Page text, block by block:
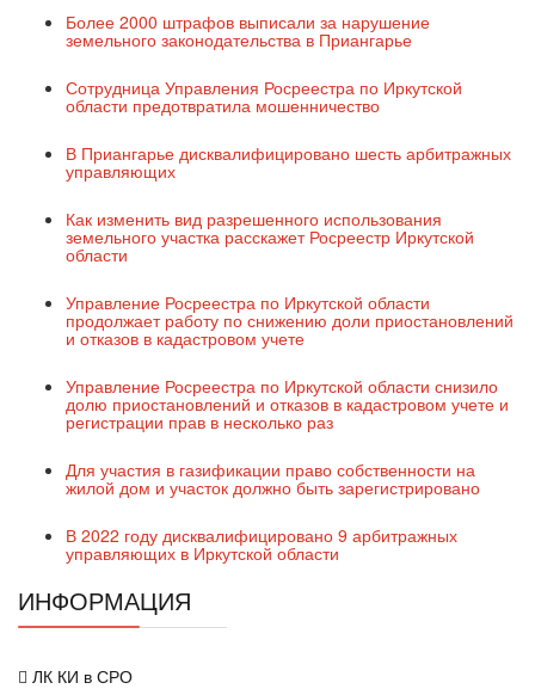
Более 2000 штрафов выписали за нарушение
земельного законодательства в Приангарье
Сотрудница Управления Росреестра по Иркутской
области предотвратила мошенничество
В Приангарье дисквалифицировано шесть арбитражных
управляющих
Как изменить вид разрешенного использования
земельного участка расскажет Росреестр Иркутской
области
Управление Росреестра по Иркутской области
продолжает работу по снижению доли приостановлений
и отказов в кадастровом учете
Управление Росреестра по Иркутской области снизило
долю приостановлений и отказов в кадастровом учете и
регистрации прав в несколько раз
Для участия в газификации право собственности на
жилой дом и участок должно быть зарегистрировано
В 2022 году дисквалифицировано 9 арбитражных
управляющих в Иркутской области
ИНФОРМАЦИЯ
ЛК КИ в СРО